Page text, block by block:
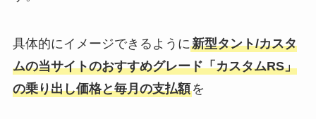
具体的にイメージできるように新型タント/カスタ
ムの当サイトのおすすめグレード「カスタムRS」
の乗り出し価格と毎月の支払額を